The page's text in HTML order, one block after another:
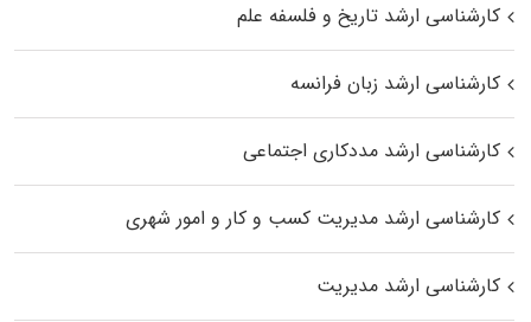
کارشناسی ارشد تاریخ و فلسفه علم
کارشناسی ارشد زبان فرانسه
کارشناسی ارشد مددکاری اجتماعی
کارشناسی ارشد مدیریت کسب و کار و امور شهری
کارشناسی ارشد مدیریت